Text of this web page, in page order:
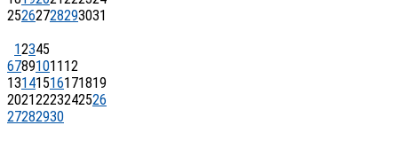
25262728293031
12345
67891011 12
13141516171819
20212223242526
27282930